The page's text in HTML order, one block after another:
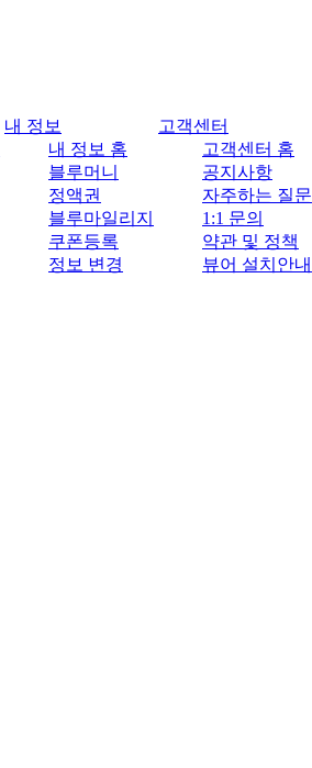
내 정보
내 정보 홈
블루머니
정액권
블루마일리지
쿠폰등록
정보 변경
고객센터
고객센터 홈
공지사항
자주하는 질문
1:1 문의
약관 및 정책
뷰어 설치안내